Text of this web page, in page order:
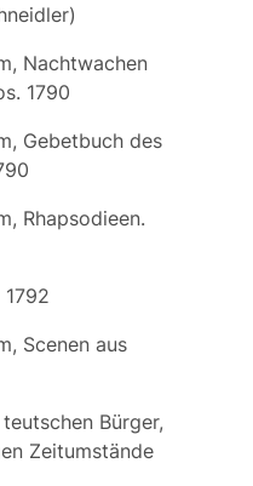
Nachtwachen
1790
Gebetbuch des
Rhapsodieen.
Scenen aus
Bürger,
Zeitumstände